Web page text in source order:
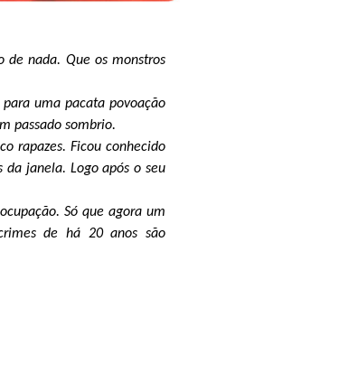
de nada. Que os monstros
uma pacata povoação
passado sombrio.
rapazes. Ficou conhecido
da janela. Logo após o seu
Só que agora um
de há 20 anos são